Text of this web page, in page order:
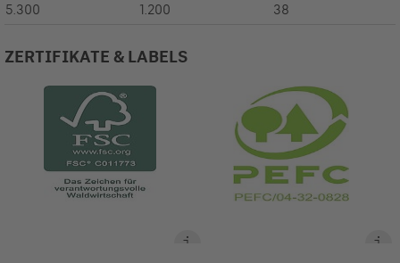
5.300
1.200 38
ZERTIFIKATE & LABELS